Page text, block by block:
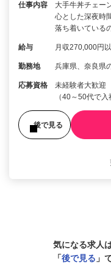
仕事内容
大手牛丼チェー
心とした深夜時
落ち着いている
給与 月収270,000円
勤務地 兵庫県、奈良県
応募資格
未経験者大歓迎
（40～50代で
後で見る
気になる求人
「後で見る 」